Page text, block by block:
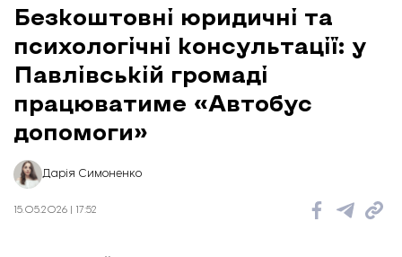
Безкоштовні юридичні та
психологічні консультації: у
Павлівській громаді
працюватиме «Автобус
допомоги»
Дарія Симоненко
15.05.2026 | 17:52